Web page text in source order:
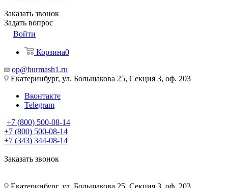
Заказать звонок
Задать вопрос
Войти
Корзина0
op@burmash1.ru
Екатеринбург, ул. Большакова 25, Секция 3, оф. 203
Вконтакте
Telegram
+7 (800) 500-08-14
+7 (800) 500-08-14
+7 (343) 344-08-14
Заказать звонок
Екатеринбург, ул. Большакова 25, Секция 3, оф. 203